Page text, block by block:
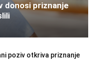
donosi priznanje
poziv otkriva priznanje